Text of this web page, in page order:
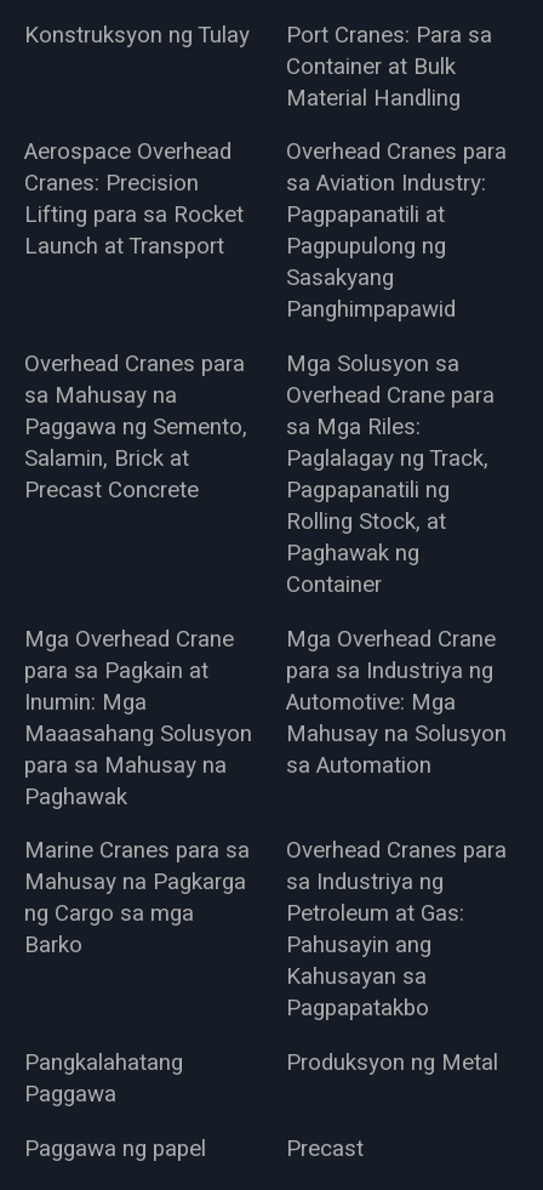
Konstruksyon ng Tulay
Port Cranes: Para sa
Container at Bulk
Material Handling
Aerospace Overhead
Cranes: Precision
Lifting para sa Rocket
Launch at Transport
Overhead Cranes para
sa Aviation Industry:
Pagpapanatili at
Pagpupulong ng
Sasakyang
Panghimpapawid
Overhead Cranes para
sa Mahusay na
Paggawa ng Semento,
Salamin, Brick at
Precast Concrete
Mga Solusyon sa
Overhead Crane para
sa Mga Riles:
Paglalagay ng Track,
Pagpapanatili ng
Rolling Stock, at
Paghawak ng
Container
Mga Overhead Crane
para sa Pagkain at
Inumin: Mga
Maaasahang Solusyon
para sa Mahusay na
Paghawak
Mga Overhead Crane
para sa Industriya ng
Automotive: Mga
Mahusay na Solusyon
sa Automation
Marine Cranes para sa
Mahusay na Pagkarga
ng Cargo sa mga
Barko
Overhead Cranes para
sa Industriya ng
Petroleum at Gas:
Pahusayin ang
Kahusayan sa
Pagpapatakbo
Pangkalahatang
Paggawa
Produksyon ng Metal
Paggawa ng papel
Precast